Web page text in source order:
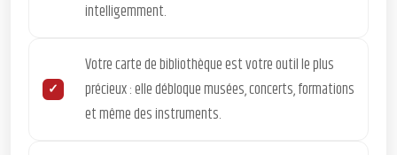
intelligemment.
Votre carte de bibliothèque est votre outil le plus
précieux : elle débloque musées, concerts, formations
et même des instruments.